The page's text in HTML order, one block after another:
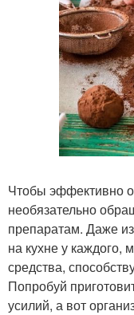
Чтобы эффективно
необязательно
препаратам. Даже
на кухне у каждого,
средства,
Попробуй
усилий, а вот